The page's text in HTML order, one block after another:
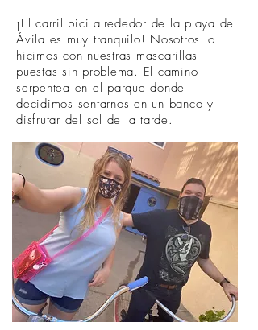
¡El carril bici alrededor de la playa de
Ávila es muy tranquilo! Nosotros lo
hicimos con nuestras mascarillas
puestas sin problema. El camino
serpentea en el parque donde
decidimos sentarnos en un banco y
disfrutar del sol de la tarde.